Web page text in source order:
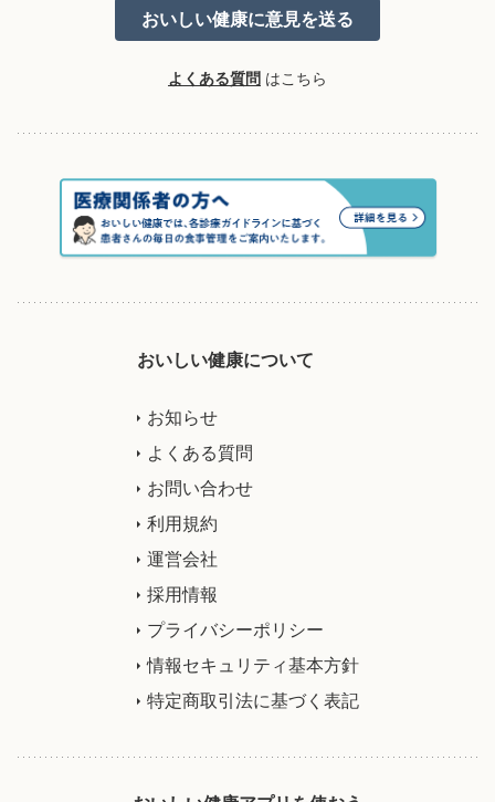
よくある質問 はこちら
おいしい健康について
お知らせ
よくある質問
お問い合わせ
利用規約
運営会社
採用情報
プライバシーポリシー
情報セキュリティ基本方針
特定商取引法に基づく表記